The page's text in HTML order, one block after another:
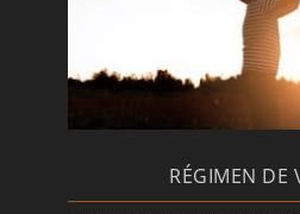
RÉGIMEN DE